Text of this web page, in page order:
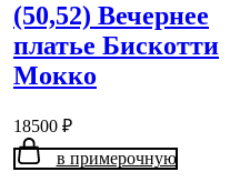
(50,52) Вечернее
платье Бискотти
Мокко
18500 ₽
в примерочную